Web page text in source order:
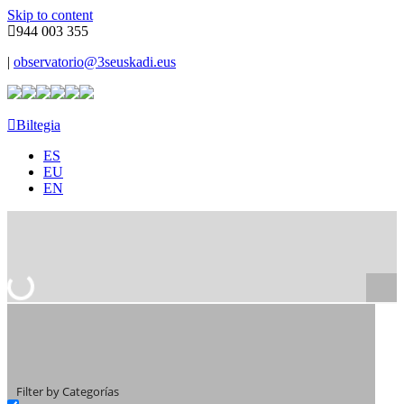
Skip to content
944 003 355
| observatorio@3seuskadi.eus
Biltegia
ES
EU
EN
Filter by Categorías